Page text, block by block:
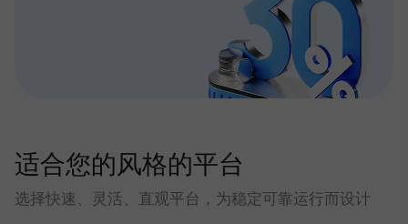
适合您的风格的平台
选择快速、灵活、直观平台，为稳定可靠运行而设计